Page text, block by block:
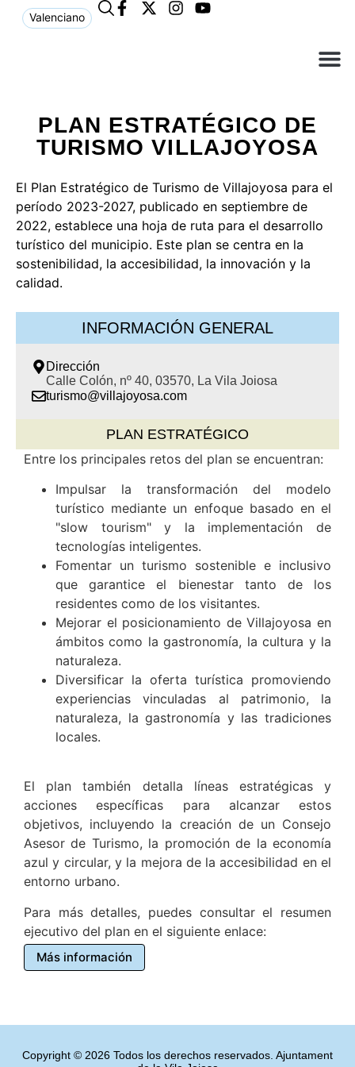
Valenciano
PLAN ESTRATÉGICO DE
TURISMO VILLAJOYOSA
El Plan Estratégico de Turismo de Villajoyosa para el
período 2023-2027, publicado en septiembre de
2022, establece una hoja de ruta para el desarrollo
turístico del municipio. Este plan se centra en la
sostenibilidad, la accesibilidad, la innovación y la
calidad.
PLAN ESTRATÉGICO
Entre los principales retos del plan se encuentran:
Impulsar la transformación del modelo
turístico mediante un enfoque basado en el
"slow tourism" y la implementación de
tecnologías inteligentes.
Fomentar un turismo sostenible e inclusivo
que garantice el bienestar tanto de los
residentes como de los visitantes.
Mejorar el posicionamiento de Villajoyosa en
ámbitos como la gastronomía, la cultura y la
naturaleza.
Diversificar la oferta turística promoviendo
experiencias vinculadas al patrimonio, la
naturaleza, la gastronomía y las tradiciones
locales.
El plan también detalla líneas estratégicas y
acciones específicas para alcanzar estos
objetivos, incluyendo la creación de un Consejo
Asesor de Turismo, la promoción de la economía
azul y circular, y la mejora de la accesibilidad en el
entorno urbano.
Para más detalles, puedes consultar el resumen
ejecutivo del plan en el siguiente enlace:
Más información
INFORMACIÓN GENERAL
Dirección
Calle Colón, nº 40, 03570, La Vila Joiosa
turismo@villajoyosa.com
Copyright © 2026 Todos los derechos reservados. Ajuntament